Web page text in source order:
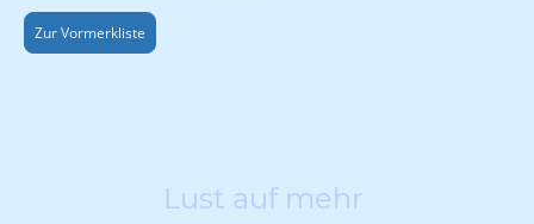
Zur Vormerkliste
Lust auf mehr